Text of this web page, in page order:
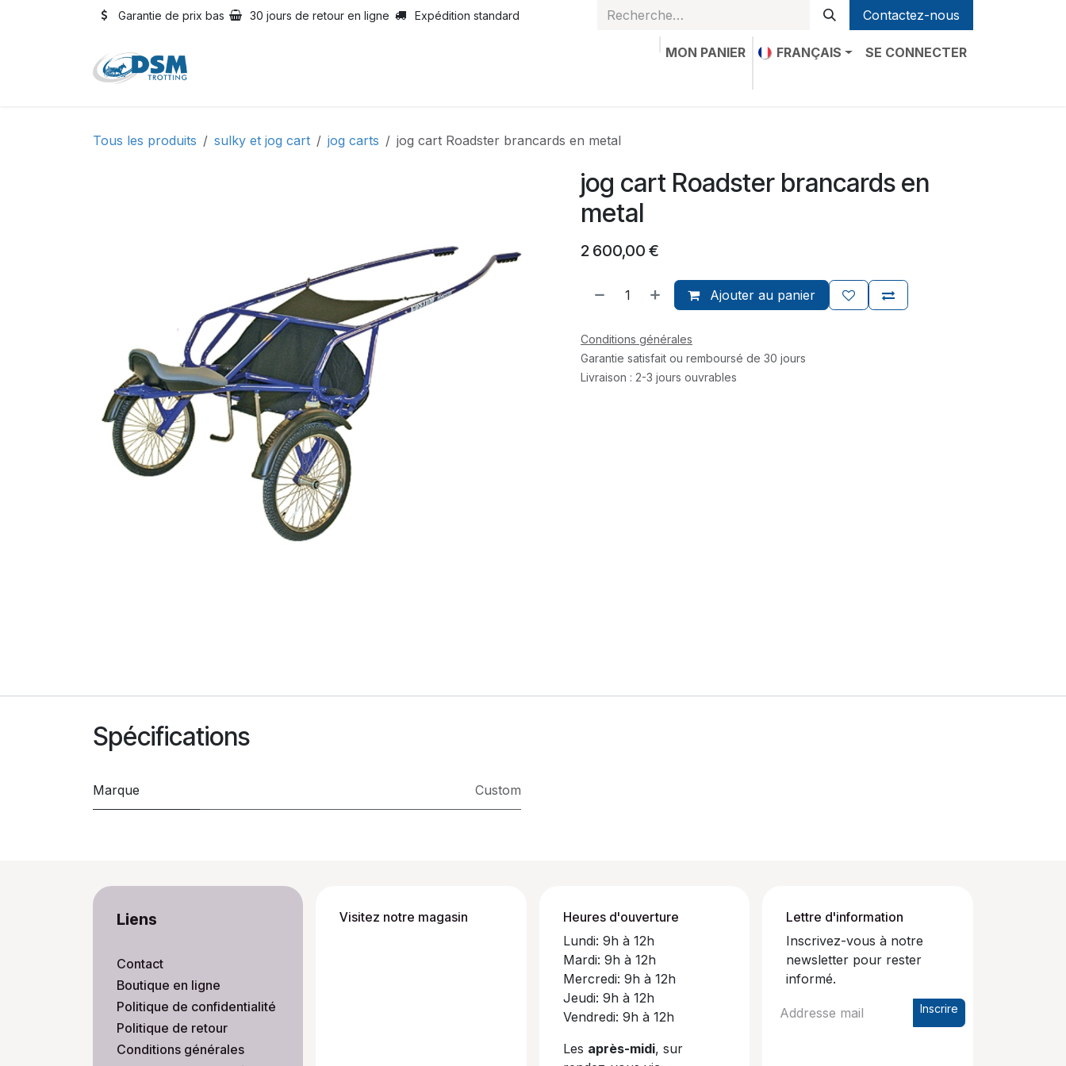
Se rendre au contenuGarantie de prix bas 30 jours de retour en ligne Expédition standard Contactez-nous
MON PANIER FRANÇAIS
SE CONNECTER
Tous les produits sulky et jog cart jog carts jog cart Roadster brancards en metal
jog cart Roadster brancards en
metal
2 600,00 €
Ajouter au panier
Conditions générales
Garantie satisfait ou remboursé de 30 jours
Livraison : 2-3 jours ouvrables
Spécifications
Marque Custom
Liens
Contact
Boutique en ligne
Politique de confidentialité
Politique de retour
Conditions générales
Visitez notre magasin
Heures d'ouverture
Lundi: 9h à 12h
Mardi: 9h à 12h
Mercredi: 9h à 12h
Jeudi: 9h à 12h
Vendredi: 9h à 12h
Les après-midi, sur
Lettre d'information
Inscrivez-vous à notre
newsletter pour rester
informé.
Inscrire